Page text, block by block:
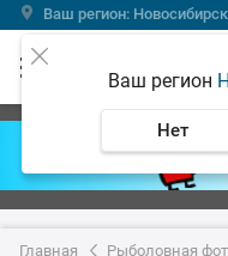
Ваш регион:
Ваш регион
Нет
Главная Рыболовная